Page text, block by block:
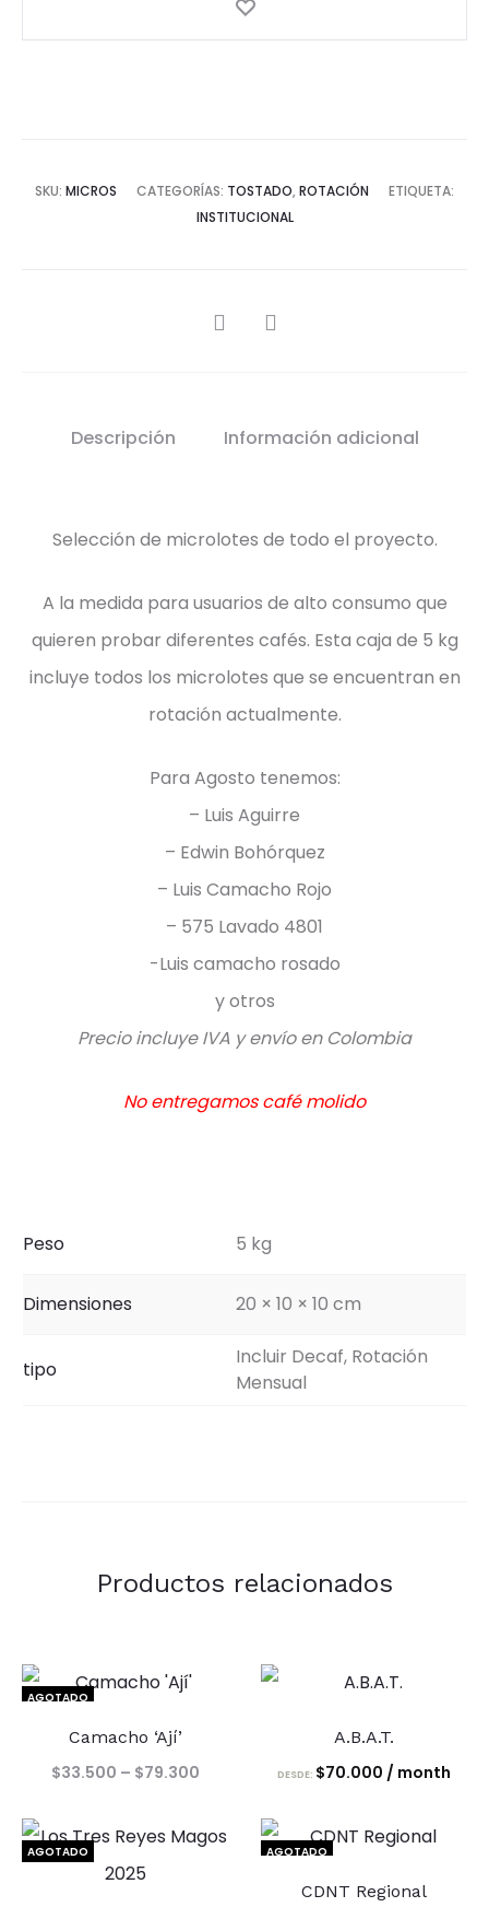
SKU: MICROS CATEGORÍAS: TOSTADO, ROTACIÓN
ETIQUETA:
INSTITUCIONAL
SHARE
Descripción Información adicional
Selección de microlotes de todo el proyecto.
A la medida para usuarios de alto consumo que
quieren probar diferentes cafés. Esta caja de 5 kg
incluye todos los microlotes que se encuentran en
rotación actualmente.
Para Agosto tenemos:
– Luis Aguirre
– Edwin Bohórquez
– Luis Camacho Rojo
– 575 Lavado 4801
-Luis camacho rosado
y otros
Precio incluye IVA y envío en Colombia
No entregamos café molido
Peso 5 kg
Dimensiones 20 × 10 × 10 cm
tipo
Incluir Decaf, Rotación
Mensual
Productos relacionados
AGOTADO
Camacho ‘Ají’
$33.500 – $79.300Price
$33.500
A.B.A.T.
DESDE: $70.000 / month
AGOTADO AGOTADO
CDNT Regional